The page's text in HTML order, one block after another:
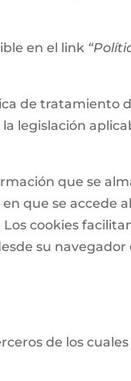
en el link
de tratamiento
legislación
que se
que se accede
cookies
su
de los